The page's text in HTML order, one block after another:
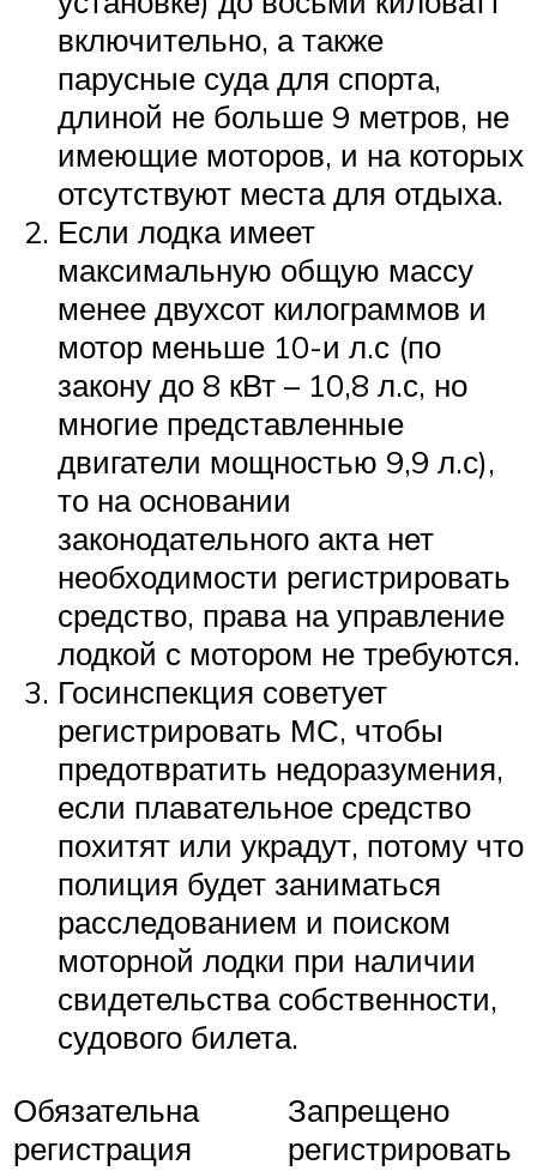
включительно, а также
парусные суда для спорта,
длиной не больше 9 метров, не
имеющие моторов, и на которых
отсутствуют места для отдыха.
Если лодка имеет
максимальную общую массу
менее двухсот килограммов и
мотор меньше 10-и л.с (по
закону до 8 кВт – 10,8 л.с, но
многие представленные
двигатели мощностью 9,9 л.с),
то на основании
законодательного акта нет
необходимости регистрировать
средство, права на управление
лодкой с мотором не требуются.
Госинспекция советует
регистрировать МС, чтобы
предотвратить недоразумения,
если плавательное средство
похитят или украдут, потому что
полиция будет заниматься
расследованием и поиском
моторной лодки при наличии
свидетельства собственности,
судового билета.
Обязательна
регистрация
Запрещено
регистрировать